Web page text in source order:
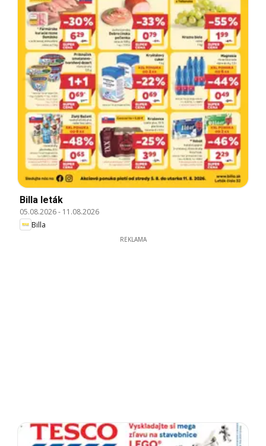
Billa leták
05.08.2026- 11.08.2026
Billa
REKLAMA